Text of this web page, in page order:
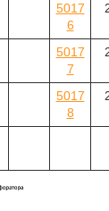
5017
6
5017
7
5017
8